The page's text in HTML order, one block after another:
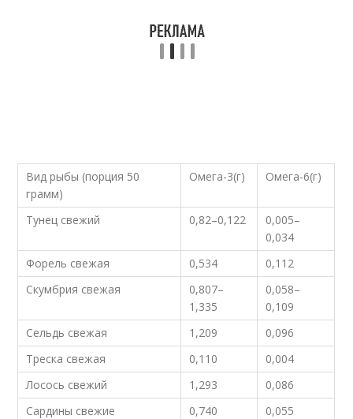
Вид рыбы (порция 50
грамм)
Омега-3(г) Омега-6(г)
Тунец свежий 0,82–0,122
0,005–
0,034
Форель свежая
0,534
0,112
Скумбрия свежая
0,807–
1,335
0,058–
0,109
Сельдь свежая
1,209
0,096
Треска свежая
0,110
0,004
Лосось свежий
1,293
0,086
Сардины свежие
0,740 0,055